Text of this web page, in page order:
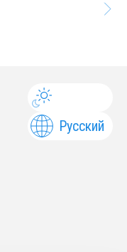
Русский